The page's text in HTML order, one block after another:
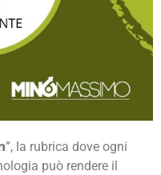
la rubrica dove ogni
può rendere il